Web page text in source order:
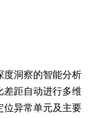
度洞察的智能分析
差距自动进行多维
位异常单元及主要